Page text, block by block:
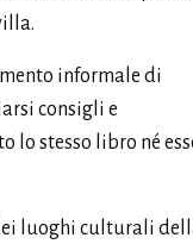
informale di
consigli e
lo stesso libro né
luoghi culturali